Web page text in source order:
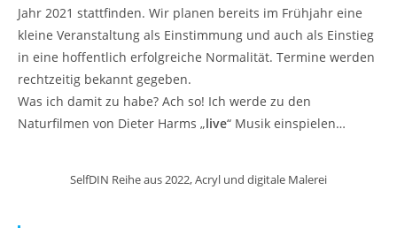
Jahr 2021 stattfinden. Wir planen bereits im Frühjahr eine
kleine Veranstaltung als Einstimmung und auch als Einstieg
in eine hoffentlich erfolgreiche Normalität. Termine werden
rechtzeitig bekannt gegeben.
Was ich damit zu habe? Ach so! Ich werde zu den
Naturfilmen von Dieter Harms „live“ Musik einspielen…
SelfDIN Reihe aus 2022, Acryl und digitale Malerei